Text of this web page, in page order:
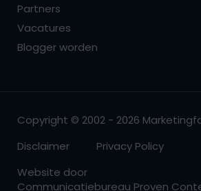
Partners
Vacatures
Blogger worden
Copyright © 2002 - 2026
Disclaimer
Privacy Policy
Website door
Communicatiebureau Proven